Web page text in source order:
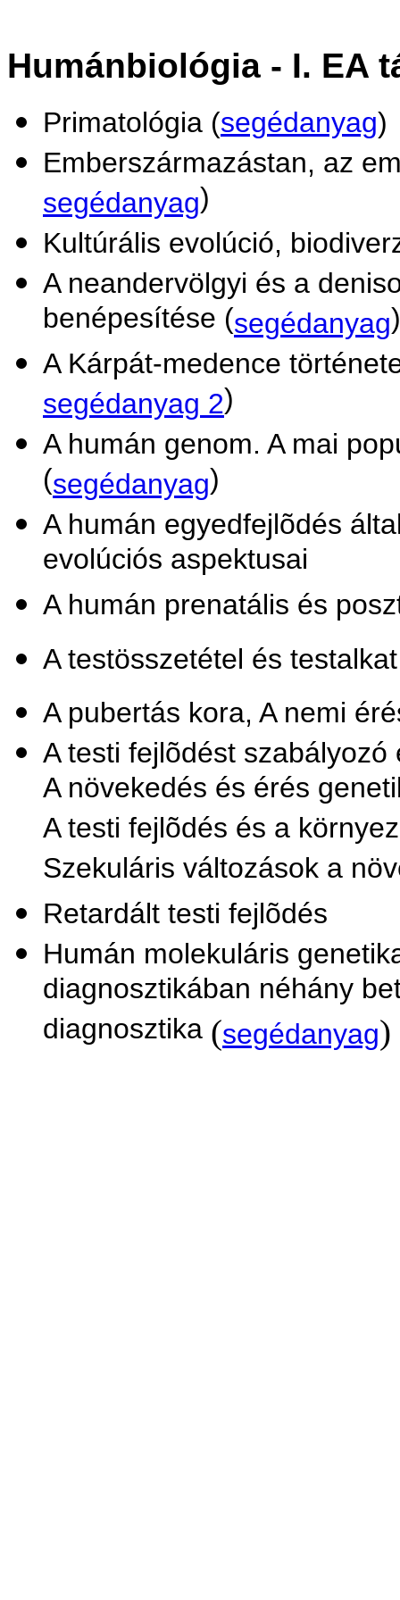
Humánbiológia - I. EA
Primatológia (segédanyag)
Emberszármazástan, az
segédanyag)
Kultúrális evolúció,
A neandervölgyi és a
benépesítése (segédanyag)
A Kárpát-medence
segédanyag 2)
A humán genom. A mai
(segédanyag)
A humán egyedfejlõdés
evolúciós aspektusai
A humán prenatális és
A testösszetétel és
A pubertás kora, A nemi
A testi fejlõdést
A növekedés és érés
A testi fejlõdés és a
Szekuláris változások a
Retardált testi fejlõdés
Humán molekuláris
diagnosztikában néhány
diagnosztika (segédanyag)